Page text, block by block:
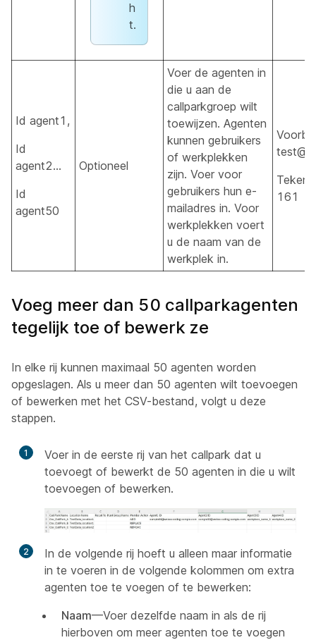
h
t.
Id agent1,
Id
agent2…
Id
agent50
Optioneel
Voer de agenten in
die u aan de
callparkgroep wilt
toewijzen. Agenten
kunnen gebruikers
of werkplekken
zijn. Voer voor
gebruikers hun e-
mailadres in. Voor
werkplekken voert
u de naam van de
werkplek in.
161
Voeg meer dan 50 callparkagenten
tegelijk toe of bewerk ze
In elke rij kunnen maximaal 50 agenten worden
opgeslagen. Als u meer dan 50 agenten wilt toevoegen
of bewerken met het CSV-bestand, volgt u deze
stappen.
1
Voer in de eerste rij van het callpark dat u
toevoegt of bewerkt de 50 agenten in die u wilt
toevoegen of bewerken.
2
In de volgende rij hoeft u alleen maar informatie
in te voeren in de volgende kolommen om extra
agenten toe te voegen of te bewerken:
Naam—Voer dezelfde naam in als de rij
hierboven om meer agenten toe te voegen